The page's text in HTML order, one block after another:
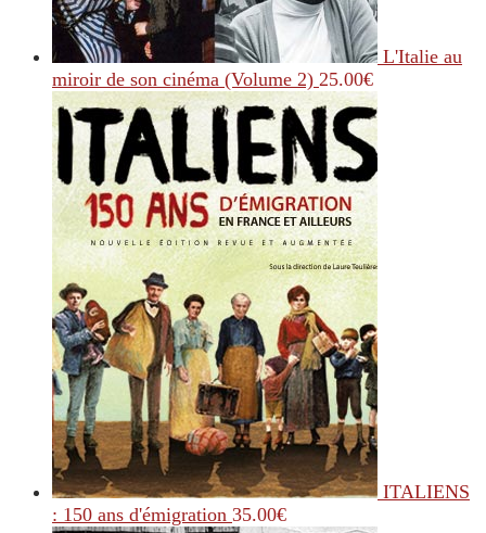
L'Italie au
miroir de son cinéma (Volume 2) 25.00€
ITALIENS
: 150 ans d'émigration 35.00€